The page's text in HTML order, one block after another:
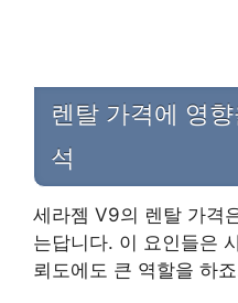
렌탈 가격에 영
석
세라젬 V9의 렌탈 가격
는답니다. 이 요인들은
뢰도에도 큰 역할을 하